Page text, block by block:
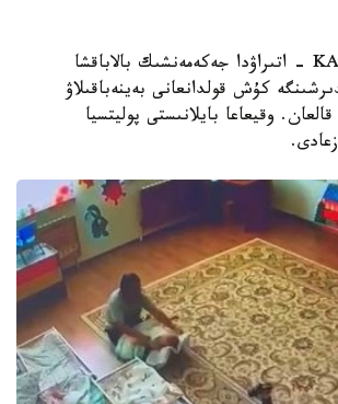
اتىراۋ. KAZINFORM - اتىراۋدا جەكەمەنشىك بالاباقشا
كۇش قولدانعانى بەينەباقىلاۋ
وقيعاعا بايلانىستى پوليتسيا